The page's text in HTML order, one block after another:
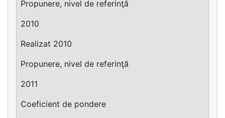
Propunere, nivel de referinţă
2010
Realizat 2010
Propunere, nivel de referinţă
2011
Coeficient de pondere